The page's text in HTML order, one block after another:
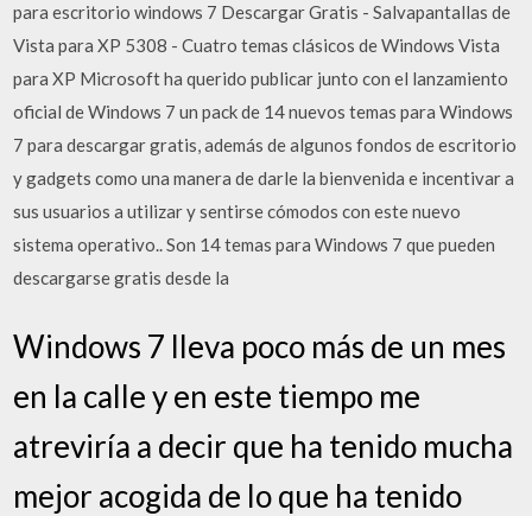
para escritorio windows 7 Descargar Gratis - Salvapantallas de
Vista para XP 5308 - Cuatro temas clásicos de Windows Vista
para XP Microsoft ha querido publicar junto con el lanzamiento
oficial de Windows 7 un pack de 14 nuevos temas para Windows
7 para descargar gratis, además de algunos fondos de escritorio
y gadgets como una manera de darle la bienvenida e incentivar a
sus usuarios a utilizar y sentirse cómodos con este nuevo
sistema operativo.. Son 14 temas para Windows 7 que pueden
descargarse gratis desde la
Windows 7 lleva poco más de un mes
en la calle y en este tiempo me
atreviría a decir que ha tenido mucha
mejor acogida de lo que ha tenido